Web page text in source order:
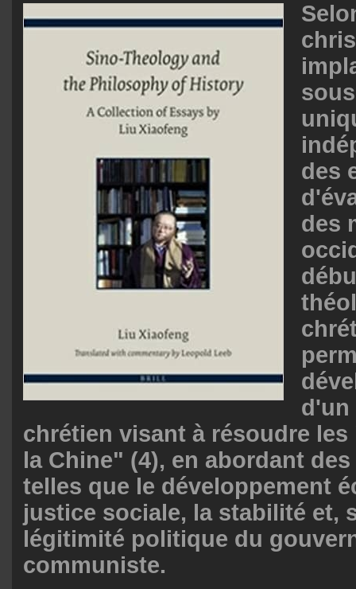
des
des
d'un
chrétien visant à résoudre
la Chine" (4), en abordant
telles que le développement
justice sociale, la stabilité et,
légitimité politique du
communiste.